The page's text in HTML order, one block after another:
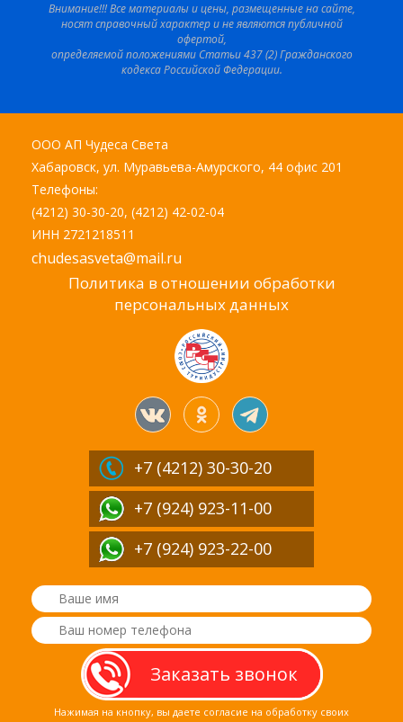
Внимание!!! Все материалы и цены, размещенные на сайте,
носят справочный характер и не являются публичной
офертой,
определяемой положениями Статьи 437 (2) Гражданского
кодекса Российской Федерации.
ООО АП Чудеса Света
Хабаровск, ул. Муравьева-Амурского, 44 офис 201
Телефоны:
(4212) 30-30-20, (4212) 42-02-04
ИНН 2721218511
chudesasveta@mail.ru
Политика в отношении обработки
персональных данных
+7 (4212) 30-30-20
+7 (924) 923-11-00
+7 (924) 923-22-00
Нажимая на кнопку, вы даете согласие на обработку своих